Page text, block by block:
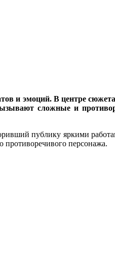
и эмоций. В центре
сложные и
публику яркими
противоречивого персонажа.